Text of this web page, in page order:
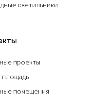
светильники
проекты
площадь
помещения